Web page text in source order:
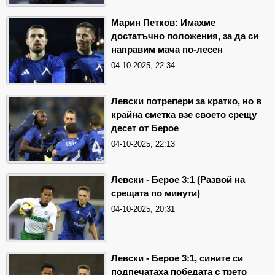
Марин Петков: Имахме
достатъчно положения, за да си
направим мача по-лесен
04-10-2025, 22:34
Левски потрепери за кратко, но в
крайна сметка взе своето срещу
десет от Берое
04-10-2025, 22:13
Левски - Берое 3:1 (Развой на
срещата по минути)
04-10-2025, 20:31
Левски - Берое 3:1, сините си
подпечатаха победата с трето